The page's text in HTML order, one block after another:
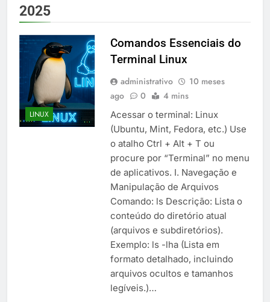
2025
LINUX
Comandos Essenciais do
Terminal Linux
administrativo
10 meses
ago
0 4 mins
Acessar o terminal: Linux
(Ubuntu, Mint, Fedora, etc.) Use
o atalho Ctrl + Alt + T ou
procure por “Terminal” no menu
de aplicativos. I. Navegação e
Manipulação de Arquivos
Comando: ls Descrição: Lista o
conteúdo do diretório atual
(arquivos e subdiretórios).
Exemplo: ls -lha (Lista em
formato detalhado, incluindo
arquivos ocultos e tamanhos
legíveis.)…